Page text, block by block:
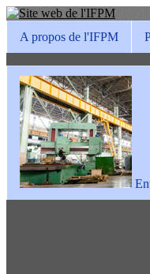
A propos de l'IFPM